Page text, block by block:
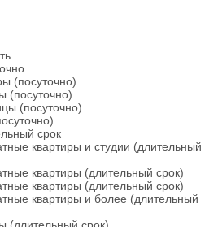
(посуточно)
(посуточно)
(посуточно)
срок
квартиры и студии (длительный
квартиры (длительный срок)
квартиры (длительный срок)
квартиры и более (длительный